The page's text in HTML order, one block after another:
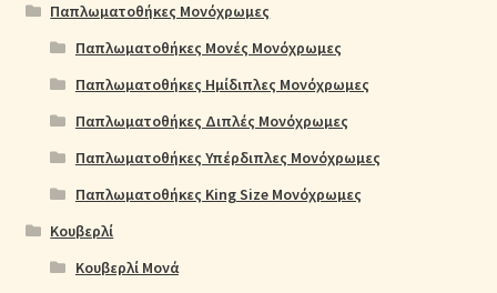
Παπλωματοθήκες Μονόχρωμες
Παπλωματοθήκες Μονές Μονόχρωμες
Παπλωματοθήκες Ημίδιπλες Μονόχρωμες
Παπλωματοθήκες Διπλές Μονόχρωμες
Παπλωματοθήκες Υπέρδιπλες Μονόχρωμες
Παπλωματοθήκες King Size Μονόχρωμες
Κουβερλί
Κουβερλί Μονά